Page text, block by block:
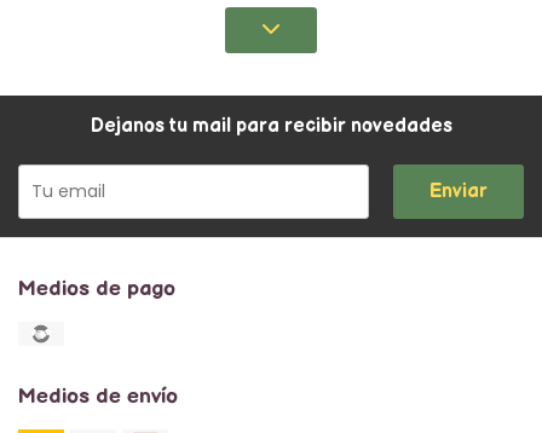
Dejanos tu mail para recibir novedades
Enviar
Medios de pago
Medios de envío